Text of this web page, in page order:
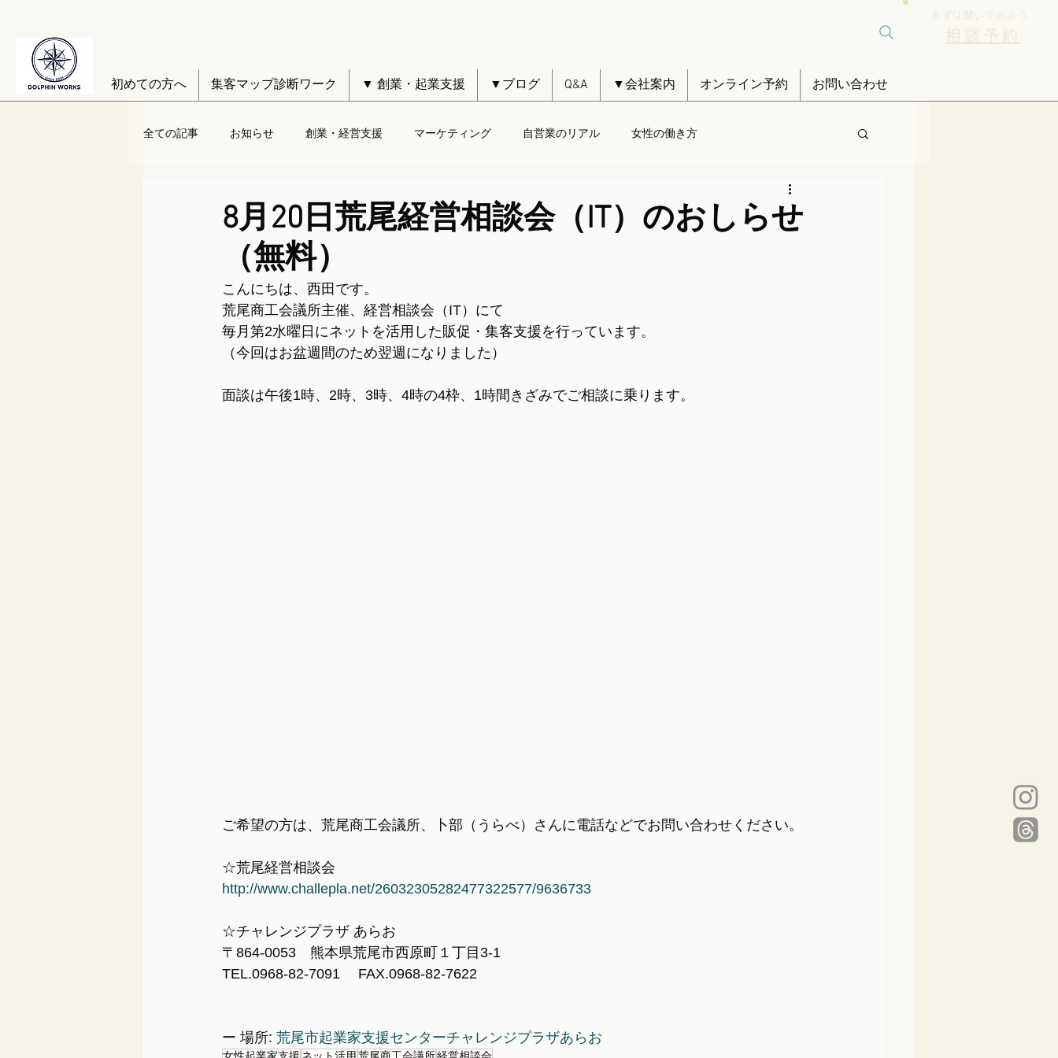
初めての方へ 集客マップ診断ワーク ▼ 創業・起業支援 ▼ブログ Q&A ▼会社案内 オンライン予約 お問い合わせ
まずは聞いてみよう
相談予約
全ての記事 お知らせ 創業・経営支援 マーケティング 自営業のリアル 女性の働き方
8月20日荒尾経営相談会（IT）のおしらせ
（無料）
こんにちは、西田です。
荒尾商工会議所主催、経営相談会（IT）にて
毎月第2水曜日にネットを活用した販促・集客支援を行っています。
（今回はお盆週間のため翌週になりました）
面談は午後1時、2時、3時、4時の4枠、1時間きざみでご相談に乗ります。
ご希望の方は、荒尾商工会議所、卜部（うらべ）さんに電話などでお問い合わせください。
☆荒尾経営相談会
http://www.challepla.net/26032305282477322577/9636733
☆チャレンジプラザ あらお
〒864-0053　熊本県荒尾市西原町１丁目3-1
TEL.0968-82-7091 　FAX.0968-82-7622
ー 場所: 荒尾市起業家支援センターチャレンジプラザあらお
女性起業家支援 ネット活用荒尾商工会議所経営相談会